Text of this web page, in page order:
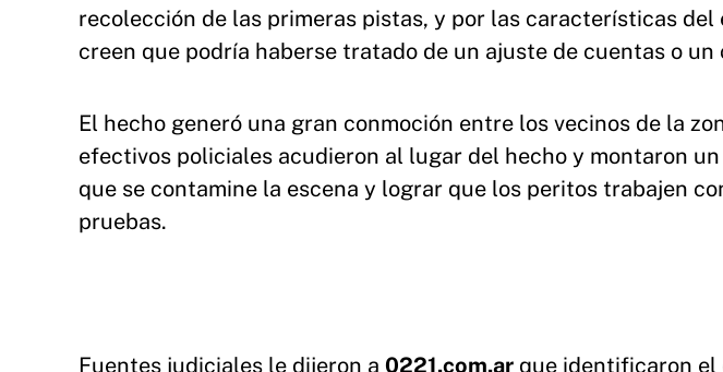
recolección de las primeras pistas, y por las características del
creen que podría haberse tratado de un ajuste de cuentas o
El hecho generó una gran conmoción entre los vecinos de la
efectivos policiales acudieron al lugar del hecho y montaron
que se contamine la escena y lograr que los peritos trabajen
pruebas.
Fuentes judiciales le dijeron a 0221.com.ar que identificaron el